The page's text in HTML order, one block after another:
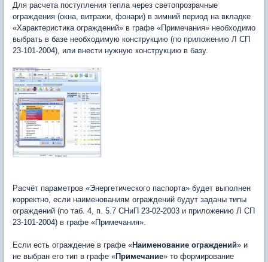
Для расчета поступления тепла через светопрозрачные
ограждения (окна, витражи, фонари) в зимний период на вкладке
«Характеристика ограждений» в графе «Примечания» необходимо
выбрать в базе необходимую конструкцию (по приложению Л СП
23-101-2004), или внести нужную конструкцию в базу.
Расчёт параметров «Энергетического паспорта» будет выполнен
корректно, если наименованиям ограждений будут заданы типы
ограждений (по таб. 4, п. 5.7 СНиП 23-02-2003 и приложению Л СП
23-101-2004) в графе «Примечания».
Если есть ограждение в графе «Наименование ограждений» и
не выбран его тип в графе «Примечание» то формирование